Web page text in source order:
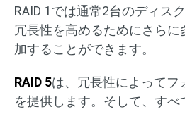
RAID 1では通常2台のディス
冗長性を高めるためにさらに
加することができます。
RAID 5は、冗長性によってフ
を提供します。そして、す